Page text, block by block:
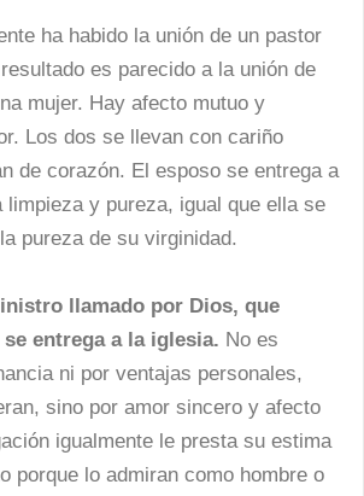
ha habido la unión de un pastor
es parecido a la unión de
mujer. Hay afecto mutuo y
Los dos se llevan con cariño
de corazón. El esposo se entrega a
limpieza y pureza, igual que ella se
pureza de su virginidad.
llamado por Dios, que
entrega a la iglesia. No es
ni por ventajas personales,
sino por amor sincero y afecto
igualmente le presta su estima
porque lo admiran como hombre o